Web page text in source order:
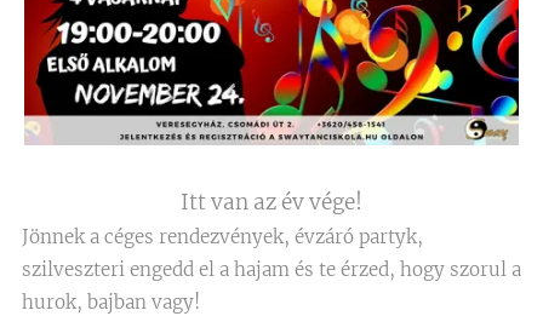
Itt van az év vége!
Jönnek a céges rendezvények, évzáró partyk,
szilveszteri engedd el a hajam és te érzed, hogy szorul a
hurok, bajban vagy!